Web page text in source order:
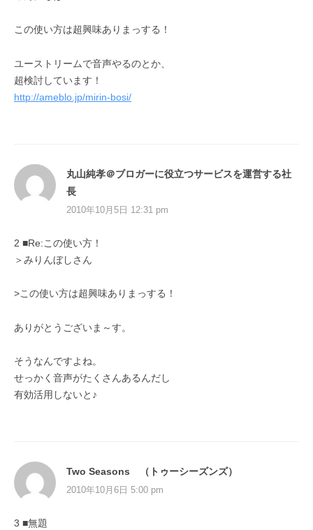
この使い方は超興味ありまっする！
ユーストリームで音声やるのとか、
超検討しています！
http://ameblo.jp/mirin-bosi/
丸山純孝＠ブロガーに役立つサービスを運営する社
長
2010年10月5日 12:31 pm
2 ■Re:この使い方！
＞みりんぼしさん
>この使い方は超興味ありまっする！
ありがとうございま～す。
そうなんですよね。
せっかく音声がたくさんあるんだし
有効活用しないと♪
Two Seasons （トゥーシーズンズ）
2010年10月6日 5:00 pm
3 ■無題